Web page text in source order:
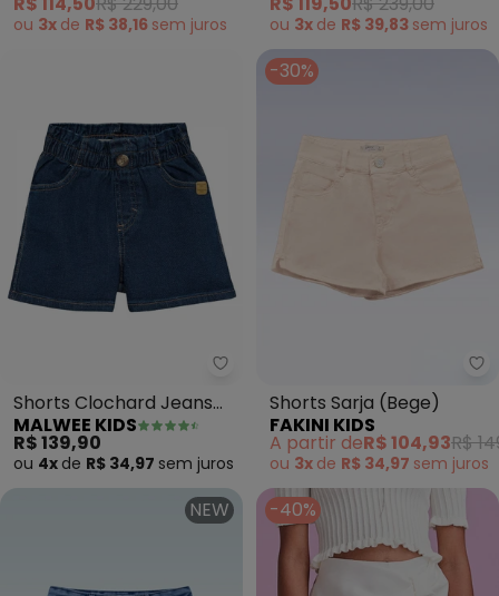
ou 3x de R$ 38,16 sem juros ou 3x de R$ 39,83 sem juros
Malwee Kids - Shorts Clochard
Shorts Clochard Jeans
Moletom (Azul)
MALWEE KIDS
R$ 139,90
ou 4x de R$ 34,97 sem juros
-30%
Shorts Sarja (Bege)
FAKINI KIDS
A partir deR$ 104,93R$
ou 3x de R$ 34,97 sem juros
NEW -40%